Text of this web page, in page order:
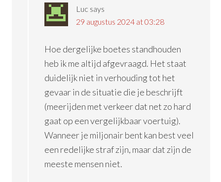
Luc says
29 augustus 2024 at 03:28
Hoe dergelijke boetes standhouden
heb ik me altijd afgevraagd. Het staat
duidelijk niet in verhouding tot het
gevaar in de situatie die je beschrijft
(meerijden met verkeer dat net zo hard
gaat op een vergelijkbaar voertuig).
Wanneer je miljonair bent kan best veel
een redelijke straf zijn, maar dat zijn de
meeste mensen niet.